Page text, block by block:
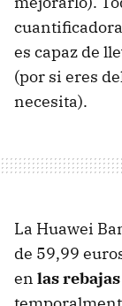
es capaz de
(por si eres
necesita).
La Huawei
de 59,99
en las